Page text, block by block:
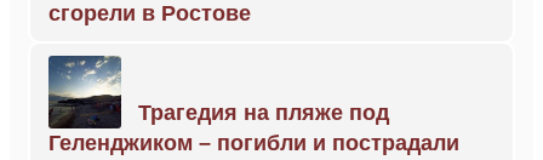
сгорели в Ростове
Трагедия на пляже под
Геленджиком – погибли и пострадали